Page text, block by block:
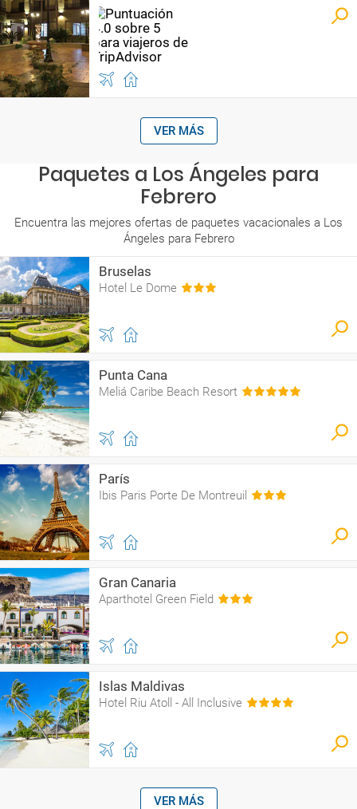
VER MÁS
Paquetes a Los Ángeles para
Febrero
Encuentra las mejores ofertas de paquetes vacacionales a Los
Ángeles para Febrero
Bruselas
Hotel Le Dome
Punta Cana
Meliá Caribe Beach Resort
París
Ibis Paris Porte De Montreuil
Gran Canaria
Aparthotel Green Field
Islas Maldivas
Hotel Riu Atoll - All Inclusive
VER MÁS